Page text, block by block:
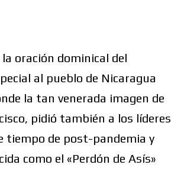
oración dominical del
al pueblo de Nicaragua
la tan venerada imagen de
pidió también a los líderes
tiempo de post-pandemia y
como el «Perdón de Asís»